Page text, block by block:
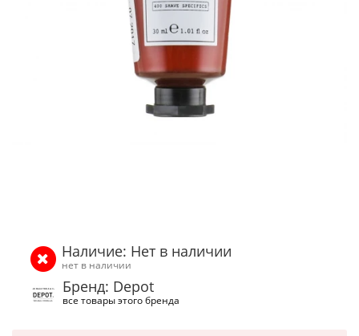
Наличие: Нет в наличии
нет в наличии
Бренд: Depot
все товары этого бренда